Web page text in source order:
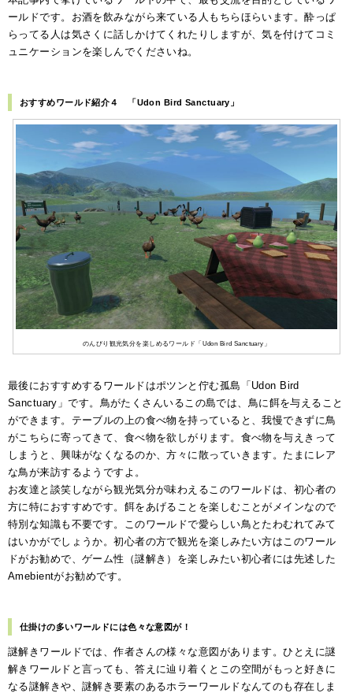
ールドです。お酒を飲みながら来ている人もちらほらいます。酔っぱ
らってる人は気さくに話しかけてくれたりしますが、気を付けてコミ
ュニケーションを楽しんでくださいね。
おすすめワールド紹介４ 「Udon Bird Sanctuary」
のんびり観光気分を楽しめるワールド「Udon Bird Sanctuary」
最後におすすめするワールドはポツンと佇む孤島「Udon Bird
Sanctuary」です。鳥がたくさんいるこの島では、鳥に餌を与えること
ができます。テーブルの上の食べ物を持っていると、我慢できずに鳥
がこちらに寄ってきて、食べ物を欲しがります。食べ物を与えきって
しまうと、興味がなくなるのか、方々に散っていきます。 たまにレア
な鳥が来訪するようですよ。
お友達と談笑しながら観光気分が味わえるこのワールドは、初心者の
方に特におすすめです。餌をあげることを楽しむことがメインなので
特別な知識も不要です。このワールドで愛らしい鳥とたわむれてみて
はいかがでしょうか。初心者の方で観光を楽しみたい方はこのワール
ドがお勧めで、ゲーム性（謎解き）を楽しみたい初心者には先述した
Amebientがお勧めです。
仕掛けの多いワールドには色々な意図が！
謎解きワールドでは、作者さんの様々な意図があります。ひとえに謎
解きワールドと言っても、答えに辿り着くとこの空間がもっと好きに
なる謎解きや、謎解き要素のあるホラーワールドなんてのも存在しま